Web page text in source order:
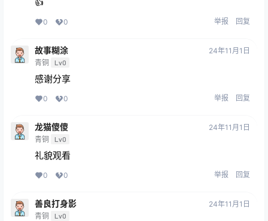
0 0 举报 回复
故事糊涂
青铜 Lv0
24年11月1日
感谢分享
0 0 举报 回复
龙猫傻傻
青铜 Lv0
24年11月1日
礼貌观看
0 0 举报 回复
善良打身影
青铜 Lv0
24年11月1日